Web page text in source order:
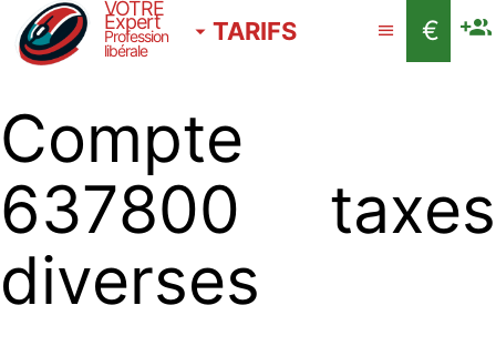
VOTRE
Expert
Profession
libérale
TARIFS €
Compte
637800 taxes
diverses